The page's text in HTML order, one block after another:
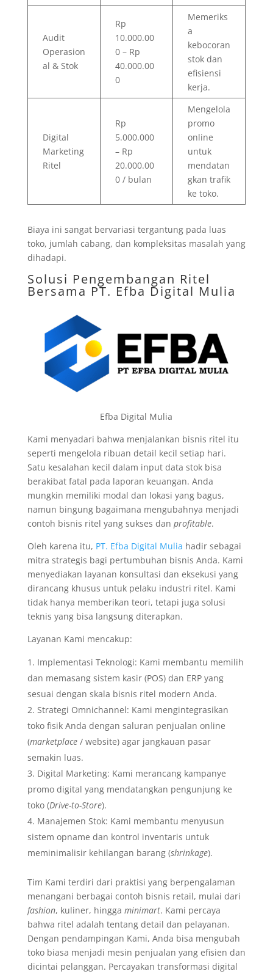
Audit
Operasion
al & Stok
Rp
10.000.00
0 – Rp
40.000.00
0
Memeriks
a
kebocoran
stok dan
efisiensi
kerja.
Digital
Marketing
Ritel
Rp
5.000.000
– Rp
20.000.00
0 / bulan
Mengelola
promo
online
untuk
mendatan
gkan trafik
ke toko.
Biaya ini sangat bervariasi tergantung pada luas
toko, jumlah cabang, dan kompleksitas masalah yang
dihadapi.
Solusi Pengembangan Ritel
Bersama PT. Efba Digital Mulia
Efba Digital Mulia
Kami menyadari bahwa menjalankan bisnis ritel itu
seperti mengelola ribuan detail kecil setiap hari.
Satu kesalahan kecil dalam input data stok bisa
berakibat fatal pada laporan keuangan. Anda
mungkin memiliki modal dan lokasi yang bagus,
namun bingung bagaimana mengubahnya menjadi
contoh bisnis ritel yang sukses dan profitable.
Oleh karena itu, PT. Efba Digital Mulia hadir sebagai
mitra strategis bagi pertumbuhan bisnis Anda. Kami
menyediakan layanan konsultasi dan eksekusi yang
dirancang khusus untuk pelaku industri ritel. Kami
tidak hanya memberikan teori, tetapi juga solusi
teknis yang bisa langsung diterapkan.
Layanan Kami mencakup:
Implementasi Teknologi: Kami membantu memilih
dan memasang sistem kasir (POS) dan ERP yang
sesuai dengan skala bisnis ritel modern Anda.
Strategi Omnichannel: Kami mengintegrasikan
toko fisik Anda dengan saluran penjualan online
(marketplace/ website) agar jangkauan pasar
semakin luas.
Digital Marketing: Kami merancang kampanye
promo digital yang mendatangkan pengunjung ke
toko (Drive-to-Store).
Manajemen Stok: Kami membantu menyusun
sistem opname dan kontrol inventaris untuk
meminimalisir kehilangan barang (shrinkage).
Tim Kami terdiri dari praktisi yang berpengalaman
menangani berbagai contoh bisnis retail, mulai dari
fashion, kuliner, hingga minimart. Kami percaya
bahwa ritel adalah tentang detail dan pelayanan.
Dengan pendampingan Kami, Anda bisa mengubah
toko biasa menjadi mesin penjualan yang efisien dan
dicintai pelanggan. Percayakan transformasi digital